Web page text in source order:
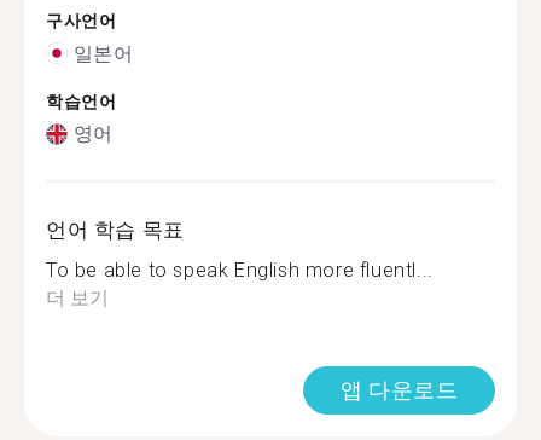
구사언어
일본어
학습언어
영어
언어 학습 목표
To be able to speak English more fluentl...
더 보기
앱 다운로드